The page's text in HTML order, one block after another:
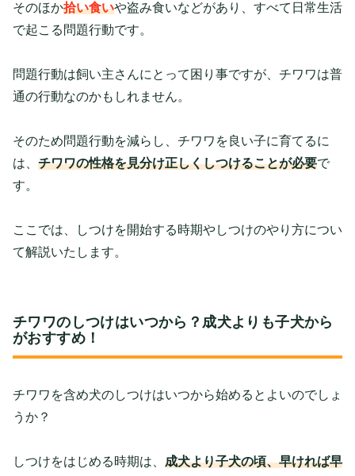
そのほか拾い食いや盗み食いなどがあり、すべて日常生活
で起こる問題行動です。
問題行動は飼い主さんにとって困り事ですが、チワワは普
通の行動なのかもしれません。
そのため問題行動を減らし、チワワを良い子に育てるに
は、 チワワの性格を見分け正しくしつけることが必要で
す。
ここでは、しつけを開始する時期やしつけのやり方につい
て解説いたします。
チワワのしつけはいつから？成犬よりも子犬から
がおすすめ！
チワワを含め犬のしつけはいつから始めるとよいのでしょ
うか？
しつけをはじめる時期は、 成犬より子犬の頃、早ければ早